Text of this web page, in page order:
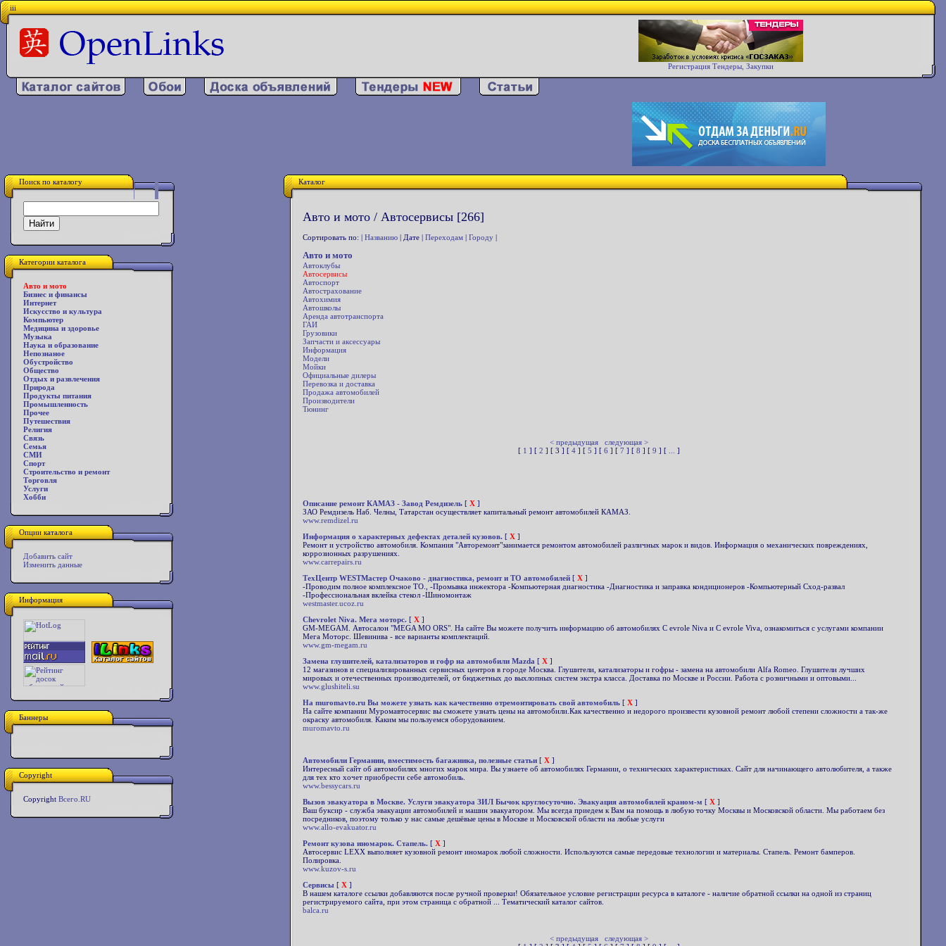
iii
Регистрация Тендеры, Закупки
Поиск по каталогу
Категории каталога
Авто и мото
Бизнес и финансы
Интернет
Искусство и культура
Компьютер
Медицина и здоровье
Музыка
Наука и образование
Непознаное
Обустройство
Общество
Отдых и развлечения
Природа
Продукты питания
Промышленность
Прочее
Путешествия
Религия
Связь
Семья
СМИ
Спорт
Строительство и ремонт
Торговля
Услуги
Хобби
Опции каталога
Добавить сайт
Изменить данные
Информация
Баннеры
Copyright
Copyright Всего.RU
Каталог
Авто и мото / Автосервисы [266]
Сортировать по: | Названию | Дате | Переходам | Городу |
Авто и мото
Автоклубы
Автосервисы
Автоспорт
Автострахование
Автохимия
Автошколы
Аренда автотранспорта
ГАИ
Грузовики
Запчасти и аксессуары
Информация
Модели
Мойки
Официальные дилеры
Перевозка и доставка
Продажа автомобилей
Производители
Тюнинг
< предыдущая
следующая >
[1 ] [2 ] [ 3 ] [4 ] [5 ] [6 ] [7 ] [8 ] [9 ] [... ]
Описание ремонт КАМАЗ - Завод Ремдизель [ X ]
ЗАО Ремдизель Наб. Челны, Татарстан осуществляет капитальный ремонт автомобилей КАМАЗ.
www.remdizel.ru
Информация о характерных дефектах деталей кузовов. [ X ]
Ремонт и устройство автомобиля. Компания "Авторемонт"занимается ремонтом автомобилей различных марок и видов. Информация о механических повреждениях,
коррозионных разрушениях.
www.carrepairs.ru
ТехЦентр WESTМастер Очаково - диагностика, ремонт и ТО автомобилей [ X ]
-Проводим полное комплексное ТО., -Промывка инжектора -Компьютерная диагностика -Диагностика и заправка кондиционеров -Компьютерный Сход-развал
-Профессиональная вклейка стекол -Шиномонтаж
westmaster.ucoz.ru
Chevrolet Niva. Мега моторс. [ X ]
GM-MEGAM. Автосалон "MEGA MO ORS". На сайте Вы можете получить информацию об автомобилях C evrole Niva и C evrole Viva, ознакомиться с услугами компании
Мега Моторс. Шевинива - все варианты комплектаций.
www.gm-megam.ru
Замена глушителей, катализаторов и гофр на автомобили Mazda [ X ]
12 магазинов и специализированных сервисных центров в городе Москва. Глушители, катализаторы и гофры - замена на автомобили Alfa Romeo. Глушители лучших
мировых и отечественных производителей, от бюджетных до выхлопных систем экстра класса. Доставка по Москве и России. Работа с розничными и оптовыми...
www.glushiteli.su
На muromavto.ru Вы можете узнать как качественно отремонтировать свой автомобиль [ X ]
На сайте компании Муромавтосервис вы сможете узнать цены на автомобили.Как качественно и недорого произвести кузовной ремонт любой степени сложности а так-же
окраску автомобиля. Каким мы пользуемся оборудованием.
muromavto.ru
Автомобили Германии, вместимость багажника, полезные статьи [ X ]
Интересный сайт об автомобилях многих марок мира. Вы узнаете об автомобилях Германии, о технических характеристиках. Сайт для начинающего автолюбителя, а также
для тех кто хочет приобрести себе автомобиль.
www.bessycars.ru
Вызов эвакуатора в Москве. Услуги эвакуатора ЗИЛ Бычок круглосуточно. Эвакуация автомобилей краном-м [ X ]
Ваш буксир - служба эвакуации автомобилей и машин эвакуатором. Мы всегда приедем к Вам на помощь в любую точку Москвы и Московской области. Мы работаем без
посредников, поэтому только у нас самые дешёвые цены в Москве и Московской области на любые услуги
www.allo-evakuator.ru
Ремонт кузова иномарок. Стапель. [ X ]
Автосервис LEXX выполняет кузовной ремонт иномарок любой сложности. Используются самые передовые технологии и материалы. Стапель. Ремонт бамперов.
Полировка.
www.kuzov-s.ru
Сервисы [ X ]
В нашем каталоге ссылки добавляются после ручной проверки! Обязательное условие регистрации ресурса в каталоге - наличие обратной ссылки на одной из страниц
регистрируемого сайта, при этом страница с обратной ... Тематический каталог сайтов.
balca.ru
< предыдущая
следующая >